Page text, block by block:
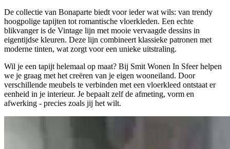
De collectie van Bonaparte biedt voor ieder wat wils: van trendy
hoogpolige tapijten tot romantische vloerkleden. Een echte
blikvanger is de Vintage lijn met mooie vervaagde dessins in
eigentijdse kleuren. Deze lijn combineert klassieke patronen met
moderne tinten, wat zorgt voor een unieke uitstraling.
Wil je een tapijt helemaal op maat? Bij Smit Wonen In Sfeer helpen
we je graag met het creëren van je eigen wooneiland. Door
verschillende meubels te verbinden met een vloerkleed ontstaat er
eenheid in je interieur. Je bepaalt zelf de afmeting, vorm en
afwerking - precies zoals jij het wilt.